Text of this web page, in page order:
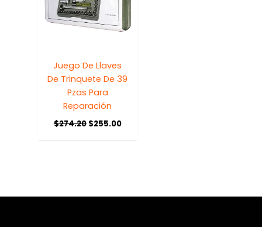
Juego De Llaves
De Trinquete De 39
Pzas Para
Reparación
$274.20 $255.00